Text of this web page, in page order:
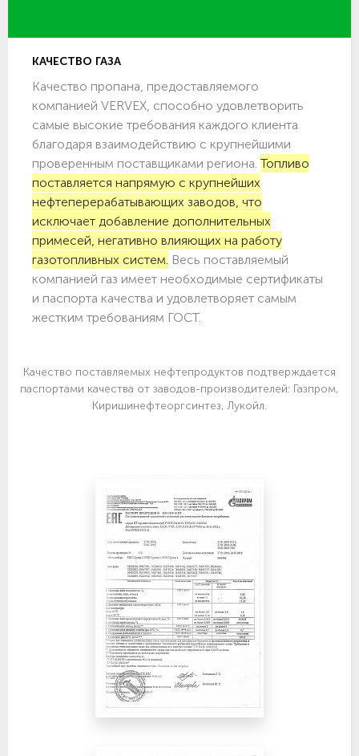
КАЧЕСТВО ГАЗА
Качество пропана, предоставляемого
компанией VERVEX, способно удовлетворить
самые высокие требования каждого клиента
благодаря взаимодействию с крупнейшими
проверенным поставщиками региона.Топливо
поставляется напрямую с крупнейших
нефтеперерабатывающих заводов, что
исключает добавление дополнительных
примесей, негативно влияющих на работу
газотопливных систем. Весь поставляемый
компанией газ имеет необходимые сертификаты
и паспорта качества и удовлетворяет самым
жестким требованиям ГОСТ.
Качество поставляемых нефтепродуктов подтверждается
паспортами качества от заводов-производителей: Газпром,
Киришинефтеоргсинтез, Лукойл.